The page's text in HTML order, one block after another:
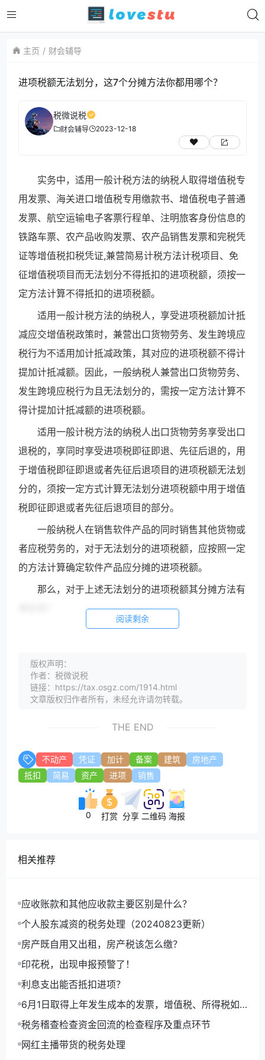
主页 财会辅导
进项税额无法划分，这7个分摊方法你都用哪个？
税微说税
财会辅导 2023-12-18
实务中，适用一般计税方法的纳税人取得增值税专
用发票、海关进口增值税专用缴款书、增值税电子普通
发票、航空运输电子客票行程单、注明旅客身份信息的
铁路车票、农产品收购发票、农产品销售发票和完税凭
证等增值税扣税凭证,兼营简易计税方法计税项目、免
征增值税项目而无法划分不得抵扣的进项税额，须按一
定方法计算不得抵扣的进项税额。
适用一般计税方法的纳税人，享受进项税额加计抵
减应交增值税政策时，兼营出口货物劳务、发生跨境应
税行为不适用加计抵减政策，其对应的进项税额不得计
提加计抵减额。因此，一般纳税人兼营出口货物劳务、
发生跨境应税行为且无法划分的，需按一定方法计算不
得计提加计抵减额的进项税额。
适用一般计税方法的纳税人出口货物劳务享受出口
退税的，享同时享受进项税即征即退、先征后退的，用
于增值税即征即退或者先征后退项目的进项税额无法划
分的，须按一定方式计算无法划分进项税额中用于增值
税即征即退或者先征后退项目的部分。
一般纳税人在销售软件产品的同时销售其他货物或
者应税劳务的，对于无法划分的进项税额，应按照一定
的方法计算确定软件产品应分摊的进项税额。
那么，对于上述无法划分的进项税额其分摊方法有
额
按免税简易计税项目和免税项目的销售额
占比计算不得抵扣的进项税额。
方法计税项目、免征增值税项目而无法划
分不得抵扣的进项税额，按照下列公式计
算不得抵扣的进项税额：
不得抵扣的进项税额＝当期无法划分的全
部进项税额×（当期简易计税方法计税项目
部销售额
相关政策：《财政部 国家税务总局关于全
面推开营业税改征增值税试点的通知》
（财税〔2016〕36号）附件：1.营业税改
征增值税试点实施办法
二、按固定资产、无形资产或者不动产净
值计算不得抵扣的进项税额
已抵扣进项税额的固定资产、无形资产或
阅读剩余
版权声明：
作者：税微说税
链接：https://tax.osgz.com/1914.html
文章版权归作者所有，未经允许请勿转载。
THE END
不动产 凭证 加计 备案 建筑
房地产
抵扣
简易 资产 进项 销售
0 打赏 分享 二维码 海报
相关推荐
应收账款和其他应收款主要区别是什么？
个人股东减资的税务处理（20240823更新）
房产既自用又出租，房产税该怎么缴？
印花税，出现申报预警了！
利息支出能否抵扣进项？
6月1日取得上年发生成本的发票，增值税、所得税如
何处理，如何做账？
税务稽查检查资金回流的检查程序及重点环节
网红主播带货的税务处理